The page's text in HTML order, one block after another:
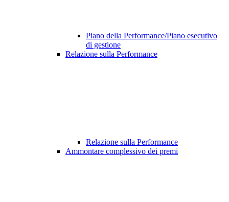
Piano della Performance/Piano esecutivo
di gestione
Relazione sulla Performance
Relazione sulla Performance
Ammontare complessivo dei premi